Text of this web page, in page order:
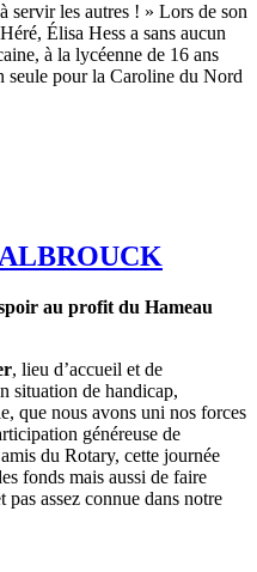
servir les autres ! » Lors de son
Élisa Hess a sans aucun
à la lycéenne de 16 ans
seule pour la Caroline du Nord
au profit du Hameau
, lieu d’accueil et de
situation de handicap,
que nous avons uni nos forces
généreuse de
du Rotary, cette journée
fonds mais aussi de faire
assez connue dans notre